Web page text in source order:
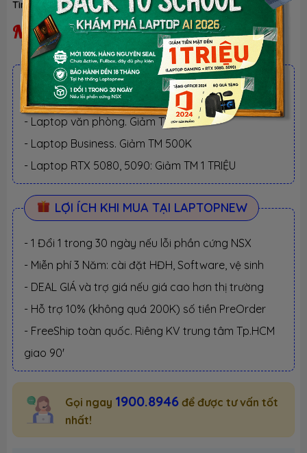
Tình trạng:Ngừng kinh doanh | Loại:Hàng chính hãng
Ngừng kinh doanh
ƯU ĐÃI TỐT NHẤT TRONG NĂM
BACK TO SCHOOL 2026.
Xem chi tiết
- Laptop văn phòng. Giảm TM 300K
- Laptop Business. Giảm TM 500K
- Laptop RTX 5080, 5090: Giảm TM 1 TRIỆU
LỢI ÍCH KHI MUA TẠI LAPTOPNEW
- 1 Đổi 1 trong 30 ngày nếu lỗi phần cứng NSX
- Miễn phí 3 Năm: cài đặt HĐH, Software, vệ sinh
- DEAL GIÁ và trợ giá nếu giá cao hơn thị trường
- Hỗ trợ 10% (không quá 200K) số tiền PreOrder
- FreeShip toàn quốc. Riêng KV trung tâm Tp.HCM
giao 90'
Gọi ngay 1900.8946 để được tư vấn tốt
nhất!